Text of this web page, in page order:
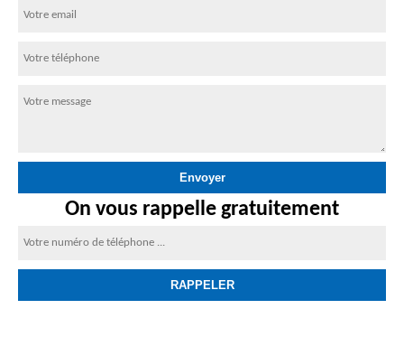
On vous rappelle gratuitement